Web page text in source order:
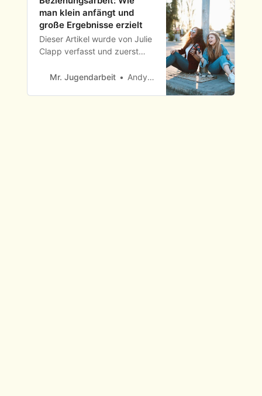
man klein anfängt und
große Ergebnisse erzielt
Dieser Artikel wurde von Julie
Clapp verfasst und zuerst
Young Life Leader Blog
Mr. Jugendarbeit Andy Fronius